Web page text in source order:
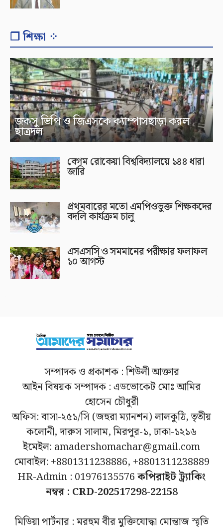
❐ শিক্ষা ⁘
জকসু ভিপি ও জিএসকে ক্যাম্পাসছাড়া করল
ছাত্রদল
বেগম রোকেয়া বিশ্ববিদ্যালয়ে ১৪৪ ধারা
জারি
প্রথমবারের মতো এমপিওভুক্ত শিক্ষকদের
বদলি কার্যক্রম চালু
এসএসসি ও সমমানের পরীক্ষার ফলাফল
১০ আগস্ট
সম্পাদক ও প্রকাশক : শিউলী আক্তার
আইন বিষয়ক সম্পাদক : এডভোকেট মোঃ আমির
হোসেন চৌধুরী
অফিস: বাসা-২৫১/সি (জহুরা ম্যানশন) লালকুঠি, তৃতীয়
কলোনী, দারুস সালাম, মিরপুর-১, ঢাকা-১২১৬
ইমেইল: amadershomachar@gmail.com
মোবাইল: +8801311238886, +8801311238889
HR-Admin : 01976135576কপিরাইট ট্র্যাকিং
নম্বর : CRD-202517298-22158
মিডিয়া পার্টনার : মরহুম বীর মুক্তিযোদ্ধা মোন্তাজ স্মৃতি